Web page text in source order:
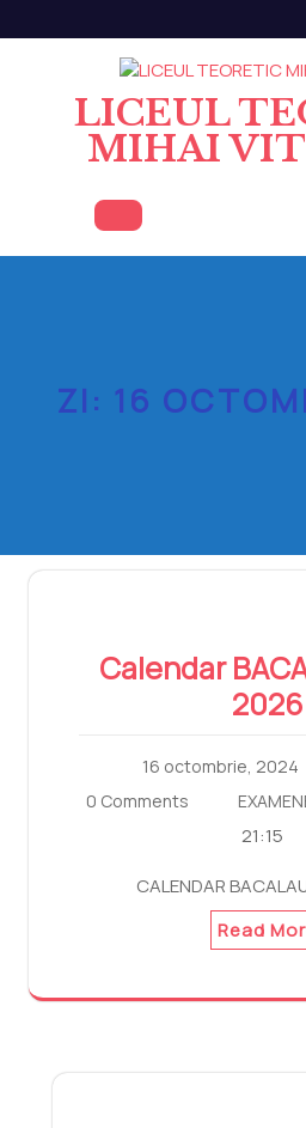
to
LICEUL
MIHAI
Open
ZI: 16
Calendar
2026
16 octombrie, 2024
0 Comments
21:15
CALENDAR
Read